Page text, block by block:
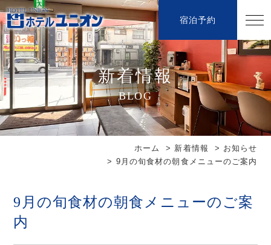
宿泊予約
新着情報
BLOG
ホーム 新着情報
お知らせ
9月の旬食材の朝食メニューのご案内
9月の旬食材の朝食メニューのご案
内